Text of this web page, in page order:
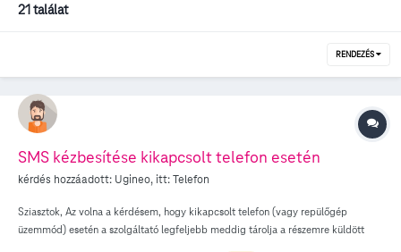
21 találat
RENDEZÉS
SMS kézbesítése kikapcsolt telefon esetén
kérdés hozzáadott: Ugineo, itt:Telefon
Sziasztok, Az volna a kérdésem, hogy kikapcsolt telefon (vagy repülőgép
üzemmód) esetén a szolgáltató legfeljebb meddig tárolja a részemre küldött